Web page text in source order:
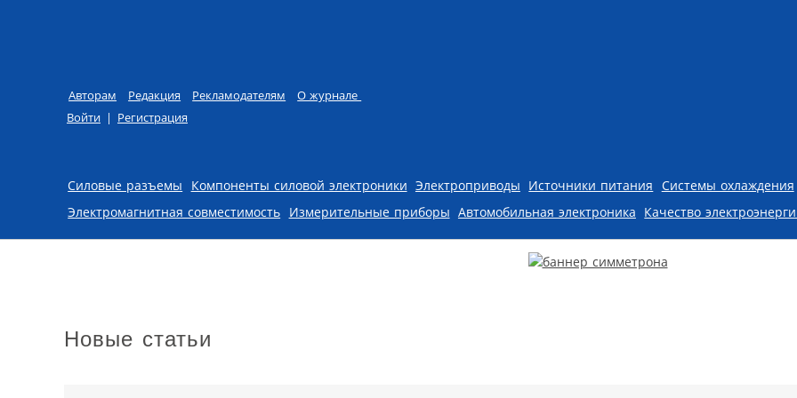
Авторам Редакция Рекламодателям
О журнале
Войти | Регистрация
Skip to content
Силовые разъемы Компоненты силовой электроники Электроприводы Источники питания Системы охлаждения
Электромагнитная совместимость Измерительные приборы Автомобильная электроника Качество
Новые статьи